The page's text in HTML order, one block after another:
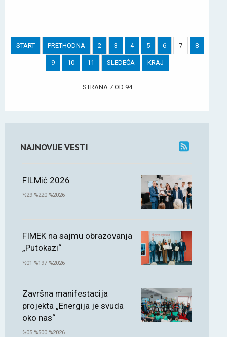
START PRETHODNA 2 3 4 5 6 7 8
9 10 11 SLEDEĆA KRAJ
STRANA 7 OD 94
NAJNOVIJE VESTI
FILMić 2026
%29 %220 %2026
FIMEK na sajmu obrazovanja
„Putokazi“
%01 %197 %2026
Završna manifestacija
projekta „Energija je svuda
oko nas“
%05 %500 %2026